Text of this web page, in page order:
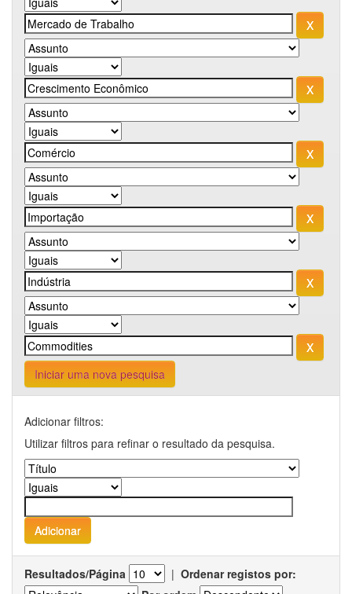
Iniciar uma nova pesquisa
Adicionar filtros:
Utilizar filtros para refinar o resultado da pesquisa.
Resultados/Página | Ordenar registos por: